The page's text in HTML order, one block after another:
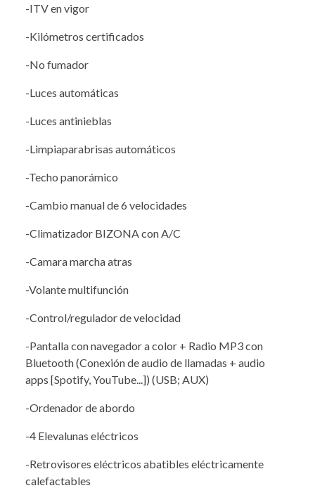
-ITV en vigor
-Kilómetros certificados
-No fumador
-Luces automáticas
-Luces antinieblas
-Limpiaparabrisas automáticos
-Techo panorámico
-Cambio manual de 6 velocidades
-Climatizador BIZONA con A/C
-Camara marcha atras
-Volante multifunción
-Control/regulador de velocidad
-Pantalla con navegador a color + Radio MP3 con
Bluetooth (Conexión de audio de llamadas + audio
apps [Spotify, YouTube...]) (USB; AUX)
-Ordenador de abordo
-4 Elevalunas eléctricos
-Retrovisores eléctricos abatibles eléctricamente
calefactables